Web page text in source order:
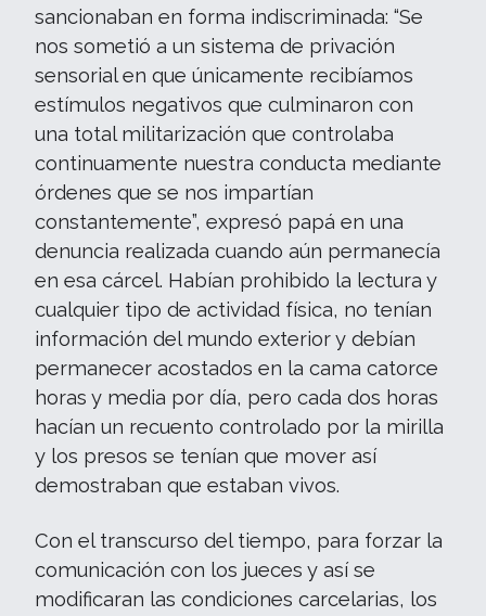
sancionaban en forma indiscriminada: “Se
nos sometió a un sistema de privación
sensorial en que únicamente recibíamos
estímulos negativos que culminaron con
una total militarización que controlaba
continuamente nuestra conducta mediante
órdenes que se nos impartían
constantemente”, expresó papá en una
denuncia realizada cuando aún permanecía
en esa cárcel. Habían prohibido la lectura y
cualquier tipo de actividad física, no tenían
información del mundo exterior y debían
permanecer acostados en la cama catorce
horas y media por día, pero cada dos horas
hacían un recuento controlado por la mirilla
y los presos se tenían que mover así
demostraban que estaban vivos.
Con el transcurso del tiempo, para forzar la
comunicación con los jueces y así se
modificaran las condiciones carcelarias, los